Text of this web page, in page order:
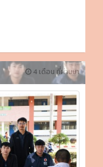
4 เดือน ที่ผ่านมา